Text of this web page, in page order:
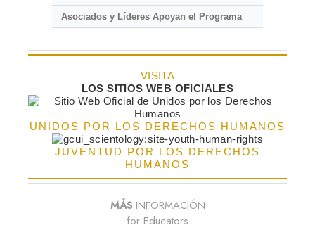
Asociados y Líderes Apoyan el Programa
VISITA
LOS SITIOS WEB OFICIALES
UNIDOS POR LOS DERECHOS HUMANOS
JUVENTUD POR LOS DERECHOS
HUMANOS
MÁSINFORMACIÓN
for Educators